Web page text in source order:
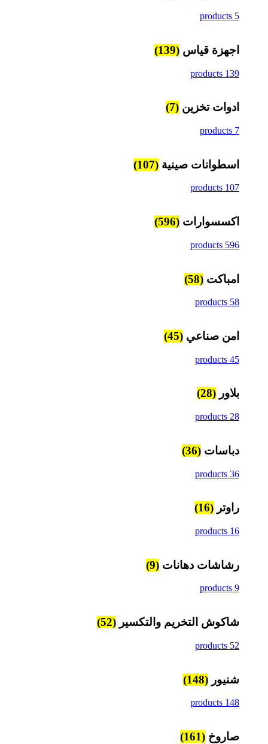
5 products
اجهزة قياس (139)
139 products
ادوات تخزين (7)
7 products
اسطوانات صينية (107)
107 products
اكسسوارات (596)
596 products
امباكت (58)
58 products
امن صناعي (45)
45 products
بلاور (28)
28 products
دباسات (36)
36 products
راوتر (16)
16 products
رشاشات دهانات (9)
9 products
شاكوش التخريم والتكسير (52)
52 products
شنيور (148)
148 products
صاروخ (161)